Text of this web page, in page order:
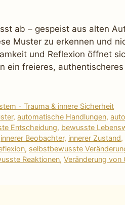
ab – gespeist aus alten
Muster zu erkennen und
und Reflexion öffnet
ein freieres,
- Trauma & innere Sicherheit
,automatische Handlungen,
Entscheidung, bewusste
innerer Beobachter, innerer Zustand,
, selbstbewusste
Reaktionen, Veränderung von